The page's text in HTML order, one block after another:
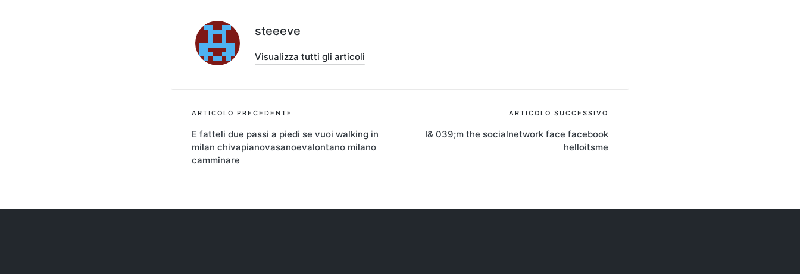
steeeve
Visualizza tutti gli articoli
Navigazione
articoli
ARTICOLO PRECEDENTE
E fatteli due passi a piedi se vuoi walking in
milan chivapianovasanoevalontano milano
camminare
ARTICOLO SUCCESSIVO
I& 039;m the socialnetwork face facebook
helloitsme